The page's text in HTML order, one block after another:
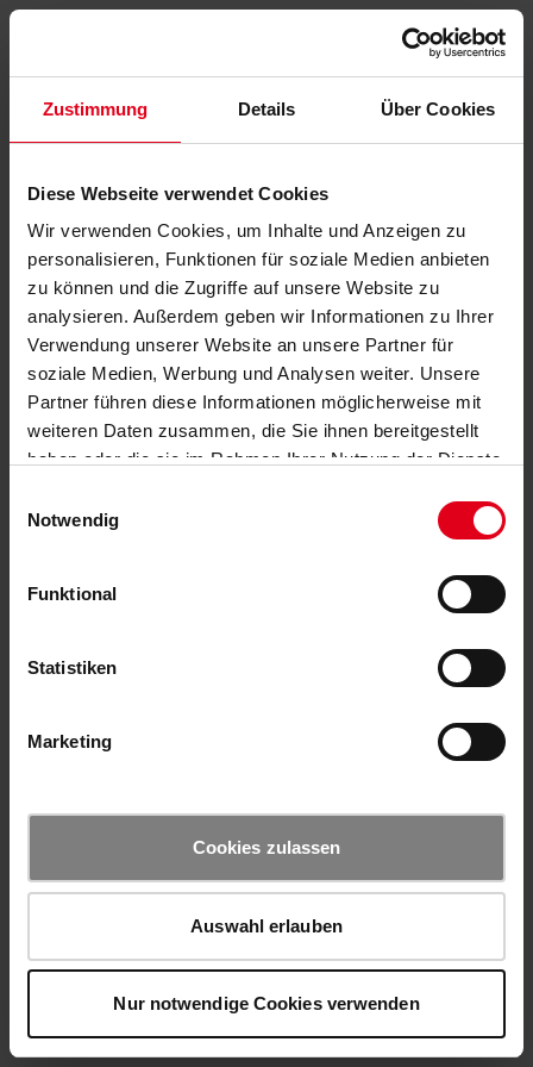
Zustimmung Details Über Cookies
Diese Webseite verwendet Cookies
Wir verwenden Cookies, um Inhalte und Anzeigen zu
personalisieren, Funktionen für soziale Medien anbieten
zu können und die Zugriffe auf unsere Website zu
analysieren. Außerdem geben wir Informationen zu Ihrer
Verwendung unserer Website an unsere Partner für
soziale Medien, Werbung und Analysen weiter. Unsere
Partner führen diese Informationen möglicherweise mit
weiteren Daten zusammen, die Sie ihnen bereitgestellt
haben oder die sie im Rahmen Ihrer Nutzung der Dienste
Notwendig
Funktional
Statistiken
Marketing
Cookies zulassen
Auswahl erlauben
Nur notwendige Cookies verwenden